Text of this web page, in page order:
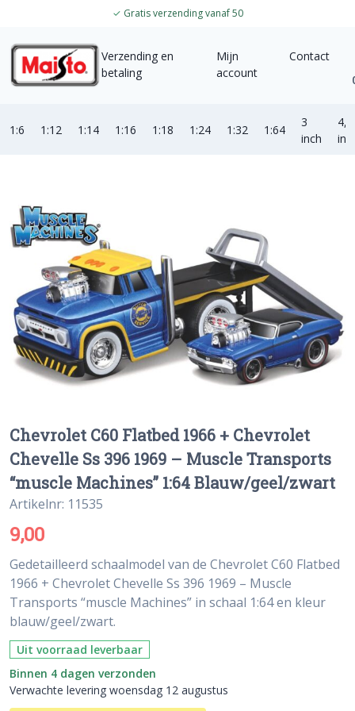
✓ Gratis verzending vanaf 50
Verzending en
betaling
Mijn
account
Contact
1:6 1:12 1:14 1:16 1:18 1:24 1:32 1:64
3
inch
4,5
Chevrolet C60 Flatbed 1966 + Chevrolet
Chevelle Ss 396 1969 – Muscle Transports
“muscle Machines” 1:64 Blauw/geel/zwart
Artikelnr: 11535
9,00
Gedetailleerd schaalmodel van de Chevrolet C60 Flatbed
1966 + Chevrolet Chevelle Ss 396 1969 – Muscle
Transports “muscle Machines” in schaal 1:64 en kleur
blauw/geel/zwart.
Uit voorraad leverbaar
Binnen 4 dagen verzonden
Verwachte levering woensdag 12 augustus